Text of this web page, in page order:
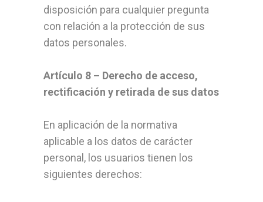
disposición para cualquier pregunta
con relación a la protección de sus
datos personales.
Artículo 8 – Derecho de acceso,
rectificación y retirada de sus datos
En aplicación de la normativa
aplicable a los datos de carácter
personal, los usuarios tienen los
siguientes derechos: